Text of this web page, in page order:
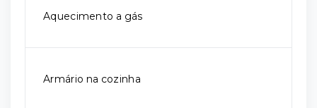
Aquecimento a gás
Armário na cozinha